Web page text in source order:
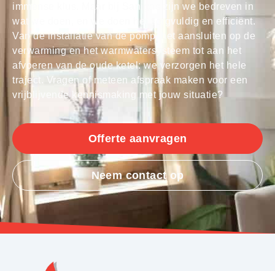
immense klus. Maar bij Sanigas zijn we bedreven in
wat we doen, en we doen het zorgvuldig en efficiënt.
Van de installatie van de pomp, het aansluiten op de
verwarming en het warmwatersysteem tot aan het
afvoeren van de oude ketel: we verzorgen het hele
traject. Vragen of meteen afspraak maken voor een
vrijblijvende kennismaking met jouw situatie?
Offerte aanvragen
Neem contact op